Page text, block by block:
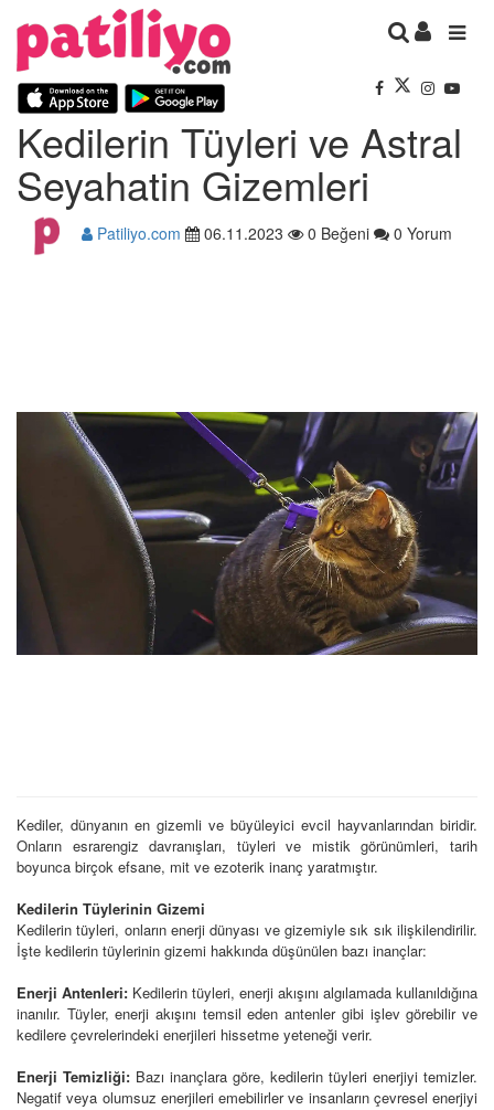
Kedilerin Tüyleri ve Astral
Seyahatin Gizemleri
Patiliyo.com 06.11.2023 0 Beğeni 0 Yorum
Kediler, dünyanın en gizemli ve büyüleyici evcil hayvanlarından biridir.
Onların esrarengiz davranışları, tüyleri ve mistik görünümleri, tarih
boyunca birçok efsane, mit ve ezoterik inanç yaratmıştır.
Kedilerin Tüylerinin Gizemi
Kedilerin tüyleri, onların enerji dünyası ve gizemiyle sık sık ilişkilendirilir.
İşte kedilerin tüylerinin gizemi hakkında düşünülen bazı inançlar:
Enerji Antenleri: Kedilerin tüyleri, enerji akışını algılamada kullanıldığına
inanılır. Tüyler, enerji akışını temsil eden antenler gibi işlev görebilir ve
kedilere çevrelerindeki enerjileri hissetme yeteneği verir.
Enerji Temizliği: Bazı inançlara göre, kedilerin tüyleri enerjiyi temizler.
Negatif veya olumsuz enerjileri emebilirler ve insanların çevresel enerjiyi